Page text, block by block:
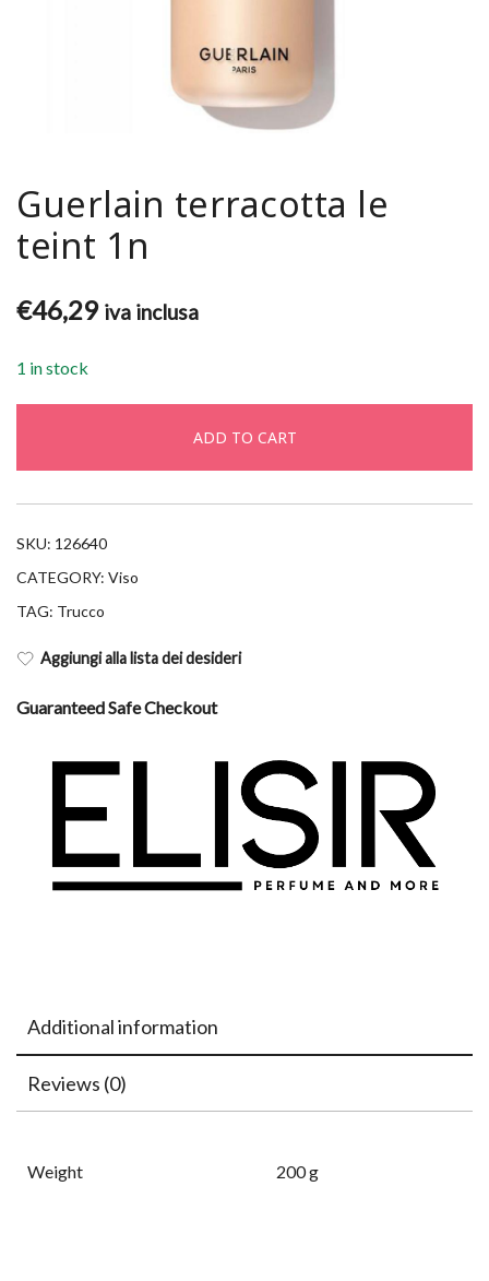
Guerlain terracotta le
teint 1n
€46,29 iva inclusa
1 in stock
ADD TO CART
SKU: 126640
CATEGORY: Viso
TAG: Trucco
Aggiungi alla lista dei desideri
Guaranteed Safe Checkout
Additional information
Reviews (0)
Weight 200 g